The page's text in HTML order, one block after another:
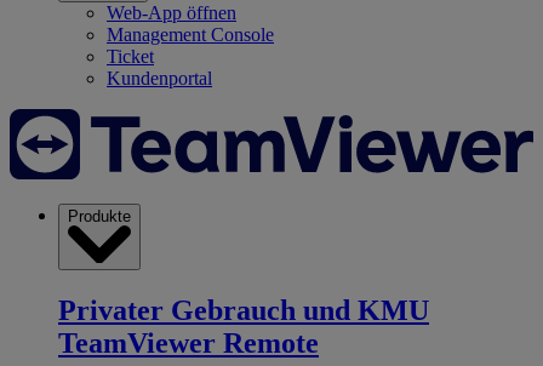
Web-App öffnen
Management Console
Ticket
Kundenportal
Produkte
Privater Gebrauch und KMU
TeamViewer Remote